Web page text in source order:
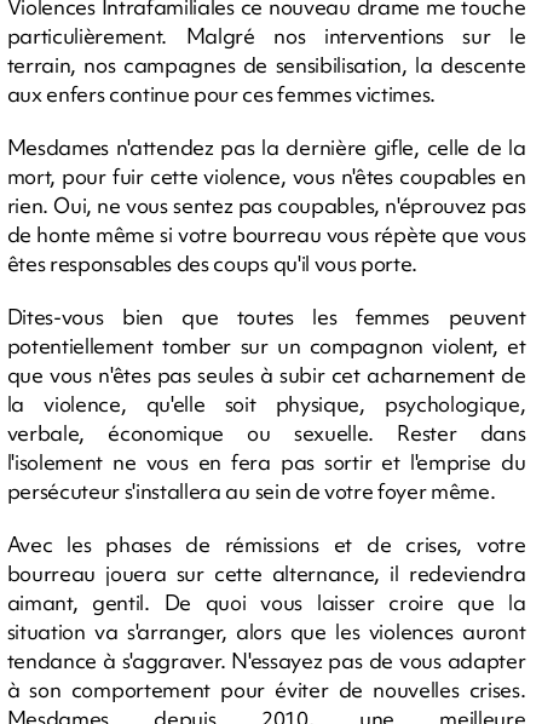
Violences Intrafamiliales ce nouveau drame me touche
particulièrement. Malgré nos interventions sur le
terrain, nos campagnes de sensibilisation, la descente
aux enfers continue pour ces femmes victimes.
Mesdames n'attendez pas la dernière gifle, celle de la
mort, pour fuir cette violence, vous n'êtes coupables en
rien. Oui, ne vous sentez pas coupables, n'éprouvez pas
de honte même si votre bourreau vous répète que vous
êtes responsables des coups qu'il vous porte.
Dites-vous bien que toutes les femmes peuvent
potentiellement tomber sur un compagnon violent, et
que vous n'êtes pas seules à subir cet acharnement de
la violence, qu'elle soit physique, psychologique,
verbale, économique ou sexuelle. Rester dans
l'isolement ne vous en fera pas sortir et l'emprise du
persécuteur s'installera au sein de votre foyer même.
Avec les phases de rémissions et de crises, votre
bourreau jouera sur cette alternance, il redeviendra
aimant, gentil. De quoi vous laisser croire que la
situation va s'arranger, alors que les violences auront
tendance à s'aggraver. N'essayez pas de vous adapter
à son comportement pour éviter de nouvelles crises.
Mesdames depuis 2010, une meilleure